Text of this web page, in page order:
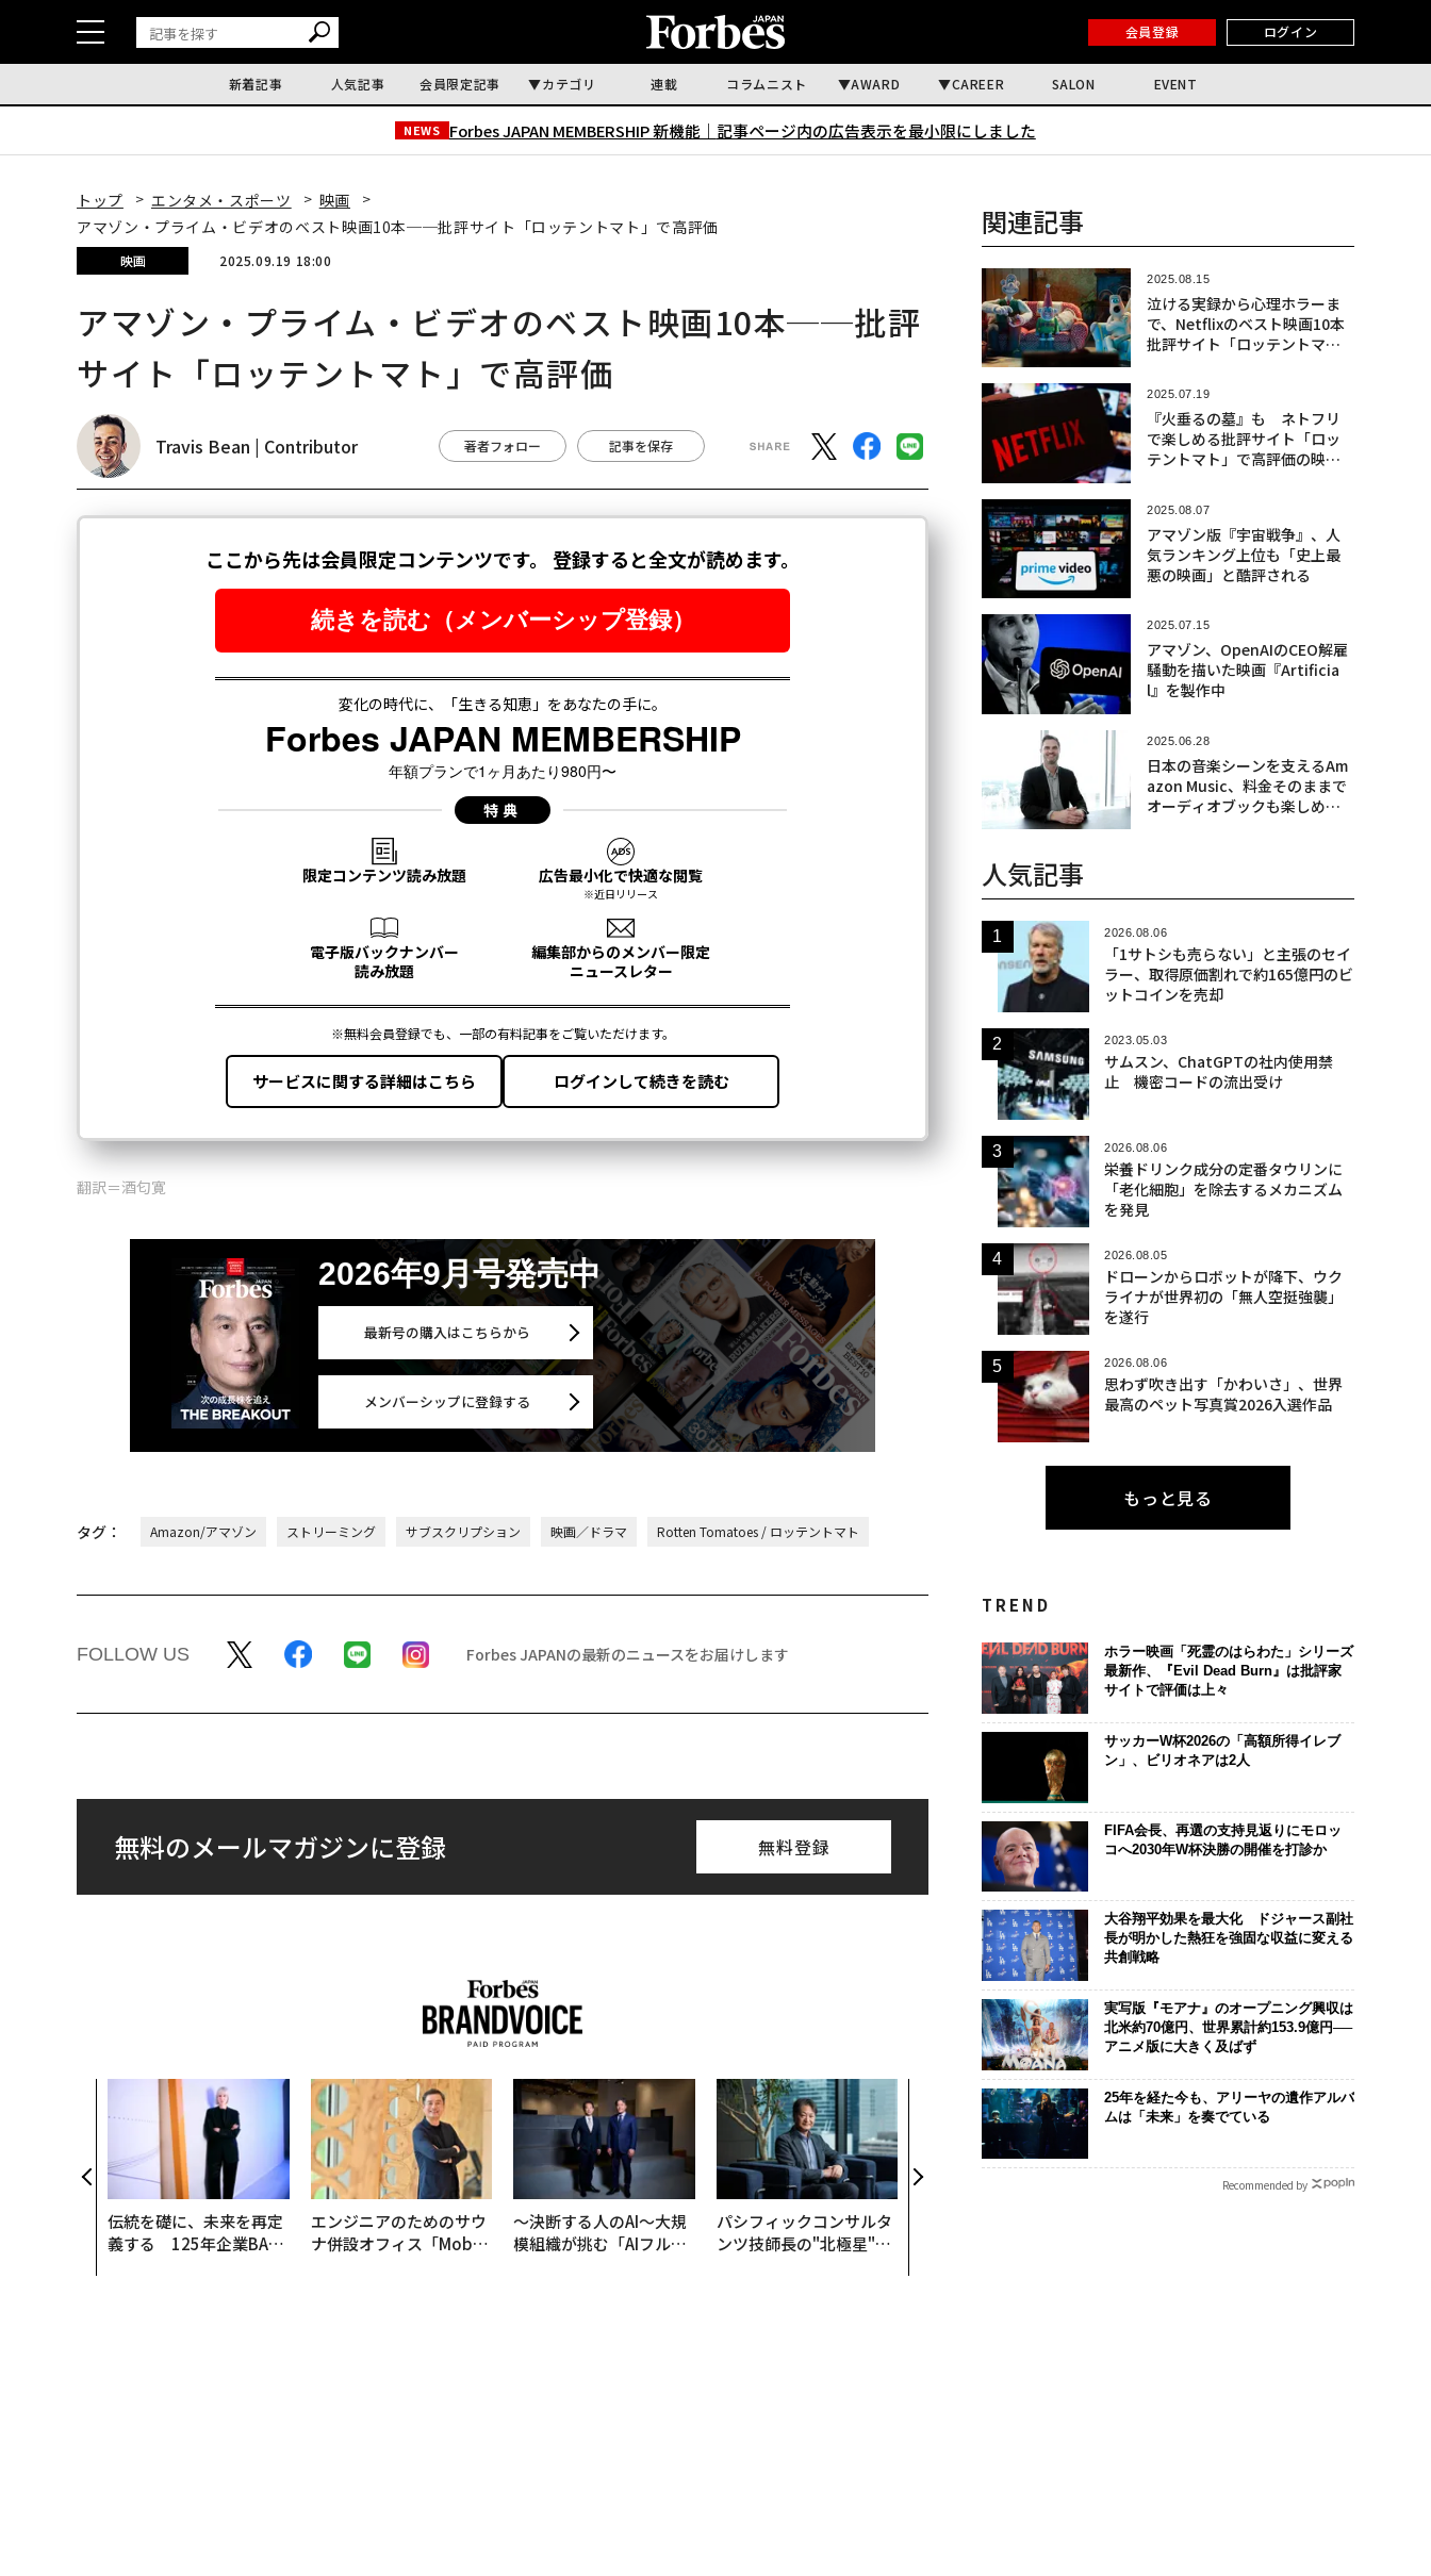
会員登録 ログイン
新着記事 人気記事 会員限定記事 カテゴリ 連載 コラムニスト AWARD CAREER SALON EVENT
NEWS Forbes JAPAN MEMBERSHIP 新機能｜ 記事ページ内の広告表示を最小限にしました
トップ エンタメ・スポーツ
映画
アマゾン・プライム・ビデオのベスト映画10本──批評サイト「ロッテントマト」で高評価
映画 2025.09.19 18:00
アマゾン・プライム・ビデオのベスト映画10本──批評
サイト「ロッテントマト」で高評価
Travis Bean | Contributor 著者フォロー 記事を保存
翻訳＝酒匂寛
2026年9月号発売中
最新号の購入はこちらから
メンバーシップに登録する
タグ： Amazon/アマゾン ストリーミング サブスクリプション 映画／ドラマ Rotten Tomatoes / ロッテントマト
FOLLOW US Forbes JAPANの最新のニュースをお届けします
無料のメールマガジンに登録 無料登録
伝統を礎に、未来を再定
義する 125年企業BAT
エンジニアのためのサウ
ナ併設オフィス「Mobiu
〜決断する人のAI〜大規
模組織が挑む「AIフル実
パシフィックコンサルタ
ンツ技師長の"北極星"。
内製化こそ、コンサルテ
ィングの本質だ レバレ
ジーズが実践する、次世
代ファームの全貌
革新は下山で生まれる─
─レクサスが新型TZとE
R」の哲学
挑戦は個から
関連記事
2025.08.15
泣ける実録から心理ホラーま
で、Netflixのベスト映画10本
批評サイト「ロッテントマ
2025.07.19
『火垂るの墓』も ネトフリ
で楽しめる批評サイト「ロッ
テントマト」で高評価の映画1
2025.08.07
アマゾン版『宇宙戦争』、人
気ランキング上位も「史上最
悪の映画」と酷評される
2025.07.15
アマゾン、OpenAIのCEO解雇
騒動を描いた映画『Artificia
l』を製作中
2025.06.28
日本の音楽シーンを支えるAm
azon Music、料金そのままで
オーディオブックも楽しめる
人気記事
2026.08.06
「1サトシも売らない」と主張のセイ
ラー、取得原価割れで約165億円のビ
ットコインを売却
2023.05.03
サムスン、ChatGPTの社内使用禁
止 機密コードの流出受け
2026.08.06
栄養ドリンク成分の定番タウリンに
「老化細胞」を除去するメカニズム
を発見
2026.08.05
ドローンからロボットが降下、ウク
ライナが世界初の「無人空挺強襲」
を遂行
2026.08.06
思わず吹き出す「かわいさ」、世界
最高のペット写真賞2026入選作品
もっと見る
TREND
ホラー映画「死霊のはらわた」シリーズ
最新作、『Evil Dead Burn』は批評家
サイトで評価は上々
サッカーW杯2026の「高額所得イレブ
ン」、ビリオネアは2人
FIFA会長、再選の支持見返りにモロッ
コへ2030年W杯決勝の開催を打診か
大谷翔平効果を最大化 ドジャース副社
長が明かした熱狂を強固な収益に変える
共創戦略
実写版『モアナ』のオープニング興収は
北米約70億円、世界累計約153.9億円──
アニメ版に大きく及ばず
25年を経た今も、アリーヤの遺作アルバ
ムは「未来」を奏でている
Recommended by